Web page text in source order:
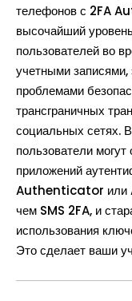
телефонов с 2FA
высочайший
пользователей во
учетными
проблемами
трансграничных
социальных сетях.
пользователи
приложений
Authenticator или
чем SMS 2FA, и
использования
Это сделает ваши